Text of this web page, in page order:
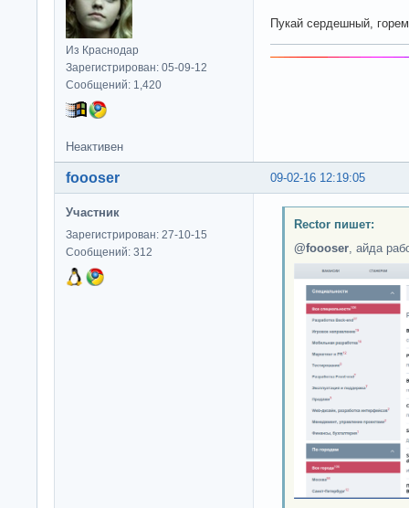
Из Краснодар
Зарегистрирован: 05-09-12
Сообщений: 1,420
Пукай сердешный,
Неактивен
09-02-16 12:19:05
foooser
Участник
Зарегистрирован: 27-10-15
Сообщений: 312
Rector пишет:
@foooser, айда